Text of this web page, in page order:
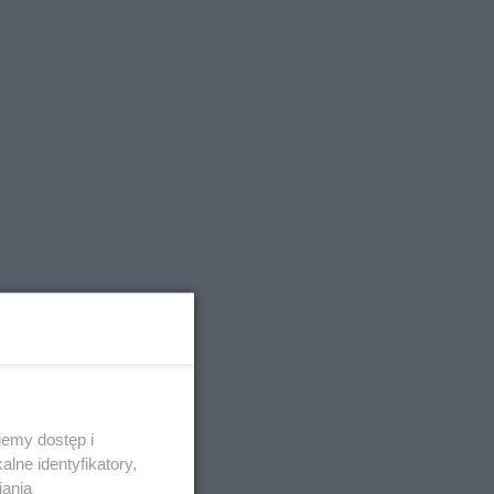
dostęp i
identyfikatory,